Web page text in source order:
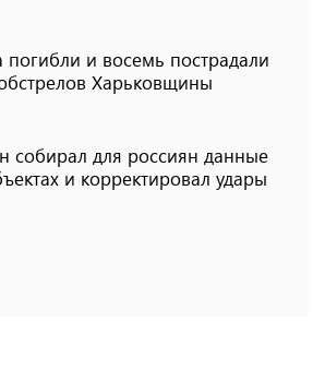
погибли и восемь пострадали
Харьковщины
собирал для россиян данные
и ​​корректировал удары